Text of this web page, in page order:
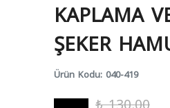
KAPLAMA
ŞEKER
Ürün Kodu: 040-419
₺ 130.00